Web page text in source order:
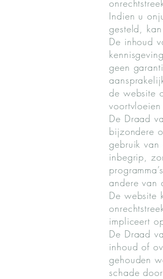
Indien u
gesteld,
De inhoud
geen
de website
De Draad
bijzondere
gebruik
inbegrip,
andere van
De website
impliceert
De Draad
inhoud of
gehouden
schade